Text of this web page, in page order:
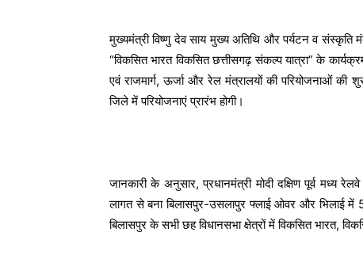
मुख्यमंत्री विष्णु देव साय मुख्य अतिथि और पर्यटन व संस्कृति
“विकसित भारत विकसित छत्तीसगढ़ संकल्प यात्रा” के
एवं राजमार्ग, ऊर्जा और रेल मंत्रालयों की परियोजनाओं की
जिले में परियोजनाएं प्रारंभ होगी।
जानकारी के अनुसार, प्रधानमंत्री मोदी दक्षिण पूर्व मध्य
लागत से बना बिलासपुर-उसलापुर फ्लाई ओवर और भिलाई में
बिलासपुर के सभी छह विधानसभा क्षेत्रों में विकसित भारत,